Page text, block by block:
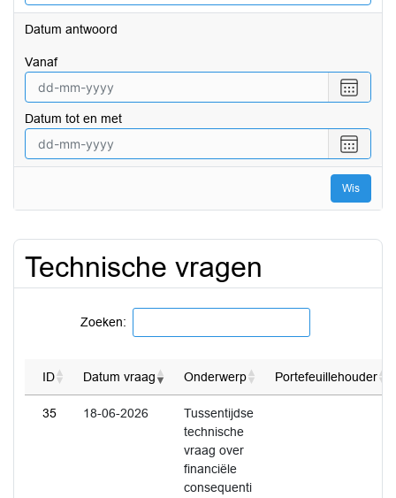
Datum antwoord
vanaf
een
vanaf
Datum tot en met
een
datum
tot
en
Wis
Technische vragen
Zoeken:
ID Datum vraag Onderwerp Portefeuillehouder
35 18-06-2026
Tussentijdse
technische
vraag over
financiële
consequenti